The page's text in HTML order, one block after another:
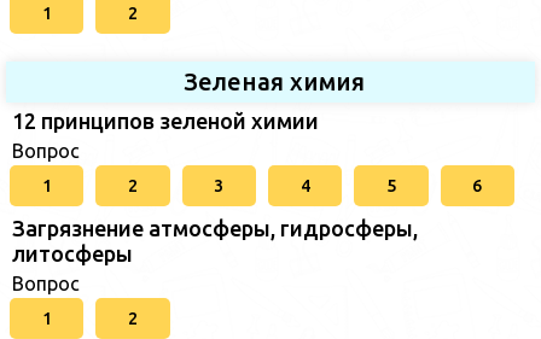
1 2
Зеленая химия
12 принципов зеленой химии
Вопрос
1 2 3 4 5 6
Загрязнение атмосферы, гидросферы,
литосферы
Вопрос
1 2